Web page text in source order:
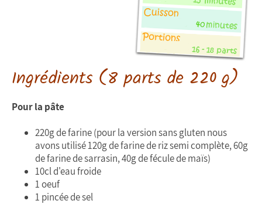
Ingrédients (8 parts de 220 g)
Pour la pâte
220g de farine (pour la version sans gluten nous
avons utilisé 120g de farine de riz semi complète, 60g
de farine de sarrasin, 40g de fécule de maïs)
10cl d'eau froide
1 oeuf
1 pincée de sel